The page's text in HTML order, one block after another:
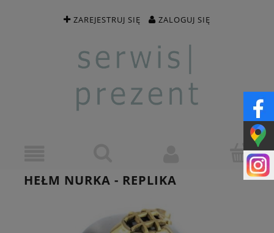
ZAREJESTRUJ SIĘ ZALOGUJ SIĘ
HEŁM NURKA - REPLIKA